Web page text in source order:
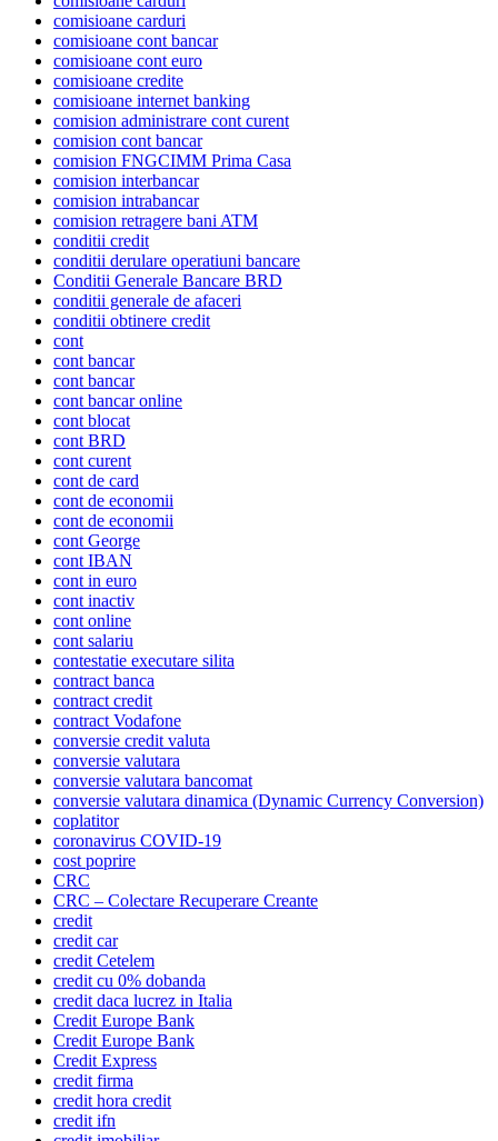
comisioane carduri
comisioane cont bancar
comisioane cont euro
comisioane credite
comisioane internet banking
comision administrare cont curent
comision cont bancar
comision FNGCIMM Prima Casa
comision interbancar
comision intrabancar
comision retragere bani ATM
conditii credit
conditii derulare operatiuni bancare
Conditii Generale Bancare BRD
conditii generale de afaceri
conditii obtinere credit
cont
cont bancar
cont bancar
cont bancar online
cont blocat
cont BRD
cont curent
cont de card
cont de economii
cont de economii
cont George
cont IBAN
cont in euro
cont inactiv
cont online
cont salariu
contestatie executare silita
contract banca
contract credit
contract Vodafone
conversie credit valuta
conversie valutara
conversie valutara bancomat
conversie valutara dinamica (Dynamic Currency Conversion)
coplatitor
coronavirus COVID-19
cost poprire
CRC
CRC – Colectare Recuperare Creante
credit
credit car
credit Cetelem
credit cu 0% dobanda
credit daca lucrez in Italia
Credit Europe Bank
Credit Europe Bank
Credit Express
credit firma
credit hora credit
credit ifn